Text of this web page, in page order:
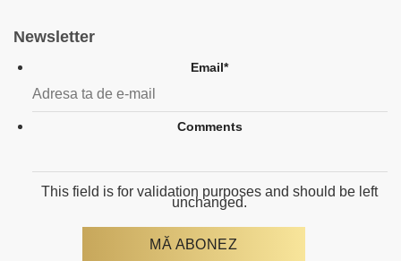
Newsletter
Email*
Comments
This field is for validation purposes and should be left
unchanged.